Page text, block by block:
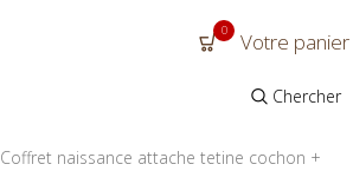
0 Votre panier
Chercher
Coffret naissance attache tetine cochon +